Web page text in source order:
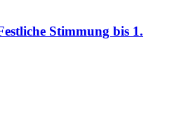
Stimmung bis 1.